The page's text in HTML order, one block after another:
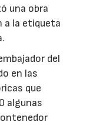
una obra
a la etiqueta
del
en las
que
algunas